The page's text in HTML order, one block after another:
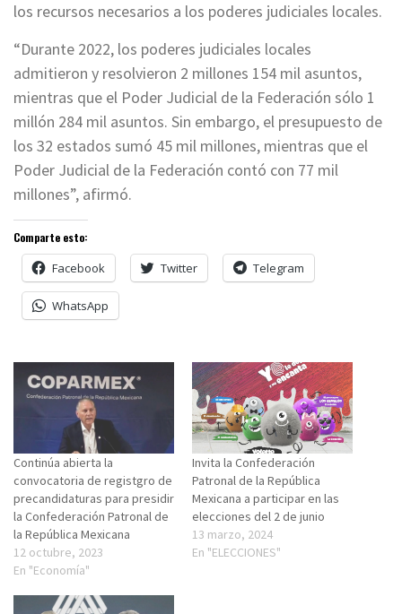
los recursos necesarios a los poderes judiciales locales.
“Durante 2022, los poderes judiciales locales
admitieron y resolvieron 2 millones 154 mil asuntos,
mientras que el Poder Judicial de la Federación sólo 1
millón 284 mil asuntos. Sin embargo, el presupuesto de
los 32 estados sumó 45 mil millones, mientras que el
Poder Judicial de la Federación contó con 77 mil
millones”, afirmó.
Comparte esto:
Facebook Twitter Telegram
WhatsApp
Continúa abierta la
convocatoria de registgro de
precandidaturas para presidir
la Confederación Patronal de
la República Mexicana
12 octubre, 2023
En "Economía"
Invita la Confederación
Patronal de la República
Mexicana a participar en las
elecciones del 2 de junio
13 marzo, 2024
En "ELECCIONES"